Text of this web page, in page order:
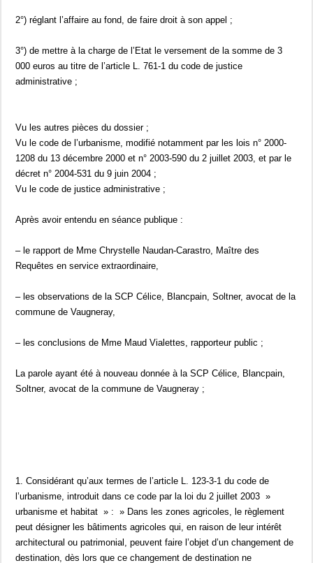
2°) réglant l’affaire au fond, de faire droit à son appel ;
3°) de mettre à la charge de l’Etat le versement de la somme de 3
000 euros au titre de l’article L. 761-1 du code de justice
administrative ;
Vu les autres pièces du dossier ;
Vu le code de l’urbanisme, modifié notamment par les lois n° 2000-
1208 du 13 décembre 2000 et n° 2003-590 du 2 juillet 2003, et par le
décret n° 2004-531 du 9 juin 2004 ;
Vu le code de justice administrative ;
Après avoir entendu en séance publique :
– le rapport de Mme Chrystelle Naudan-Carastro, Maître des
Requêtes en service extraordinaire,
– les observations de la SCP Célice, Blancpain, Soltner, avocat de la
commune de Vaugneray,
– les conclusions de Mme Maud Vialettes, rapporteur public ;
La parole ayant été à nouveau donnée à la SCP Célice, Blancpain,
Soltner, avocat de la commune de Vaugneray ;
1. Considérant qu’aux termes de l’article L. 123-3-1 du code de
l’urbanisme, introduit dans ce code par la loi du 2 juillet 2003 »
urbanisme et habitat » : » Dans les zones agricoles, le règlement
peut désigner les bâtiments agricoles qui, en raison de leur intérêt
architectural ou patrimonial, peuvent faire l’objet d’un changement de
destination, dès lors que ce changement de destination ne